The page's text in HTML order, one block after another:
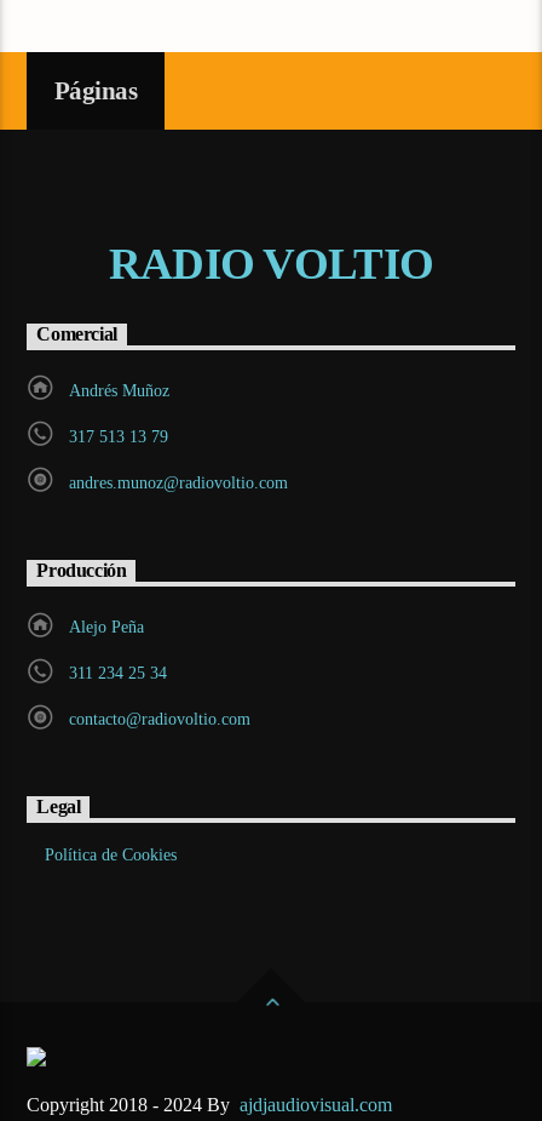
Páginas
RADIO VOLTIO
Comercial
Andrés Muñoz
317 513 13 79
andres.munoz@radiovoltio.com
Producción
Alejo Peña
311 234 25 34
contacto@radiovoltio.com
Legal
Política de Cookies
Copyright 2018 - 2024 Byajdjaudiovisual.com